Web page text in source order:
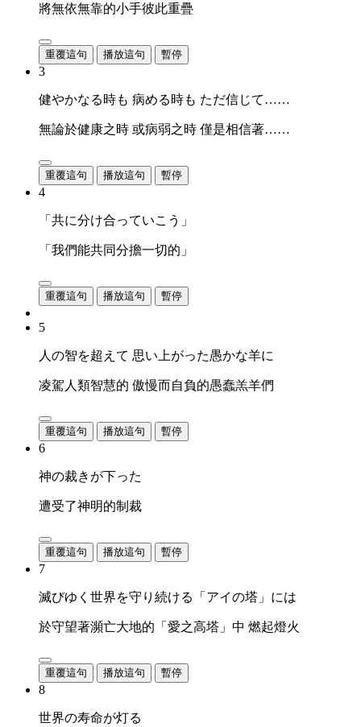
將無依無靠的小手彼此重疊
重覆這句 播放這句 暫停
3
健やかなる時も 病める時も ただ信じて……
無論於健康之時 或病弱之時 僅是相信著……
重覆這句 播放這句 暫停
4
「共に分け合っていこう」
「我們能共同分擔一切的」
重覆這句 播放這句 暫停
5
人の智を超えて 思い上がった愚かな羊に
凌駕人類智慧的 傲慢而自負的愚蠢羔羊們
重覆這句 播放這句 暫停
6
神の裁きが下った
遭受了神明的制裁
重覆這句 播放這句 暫停
7
滅びゆく世界を守り続ける「アイの塔」には
於守望著瀕亡大地的「愛之高塔」中 燃起燈火
重覆這句 播放這句 暫停
8
世界の寿命が灯る